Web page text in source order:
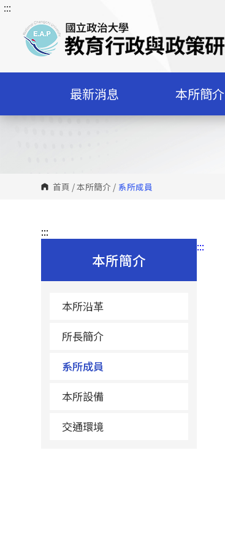
跳
內
塊
:::
最新消息 本所簡介
首頁 /本所簡介 / 系所成員
:::
本所簡介
本所沿革
所長簡介
系所成員
本所設備
交通環境
:::